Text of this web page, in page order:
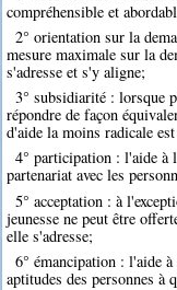
compréhensible et
2° orientation sur la
mesure maximale sur la
s'adresse et s'y aligne;
3° subsidiarité : lorsque
répondre de façon
d'aide la moins radicale
4° participation : l'aide à
partenariat avec les
5° acceptation : à
jeunesse ne peut être
elle s'adresse;
6° émancipation : l'aide
aptitudes des personnes